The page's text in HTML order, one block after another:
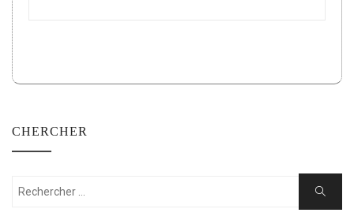
CHERCHER
Rechercher:
Chercher